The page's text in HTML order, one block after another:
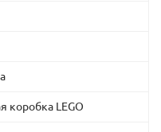
коробка LEGO